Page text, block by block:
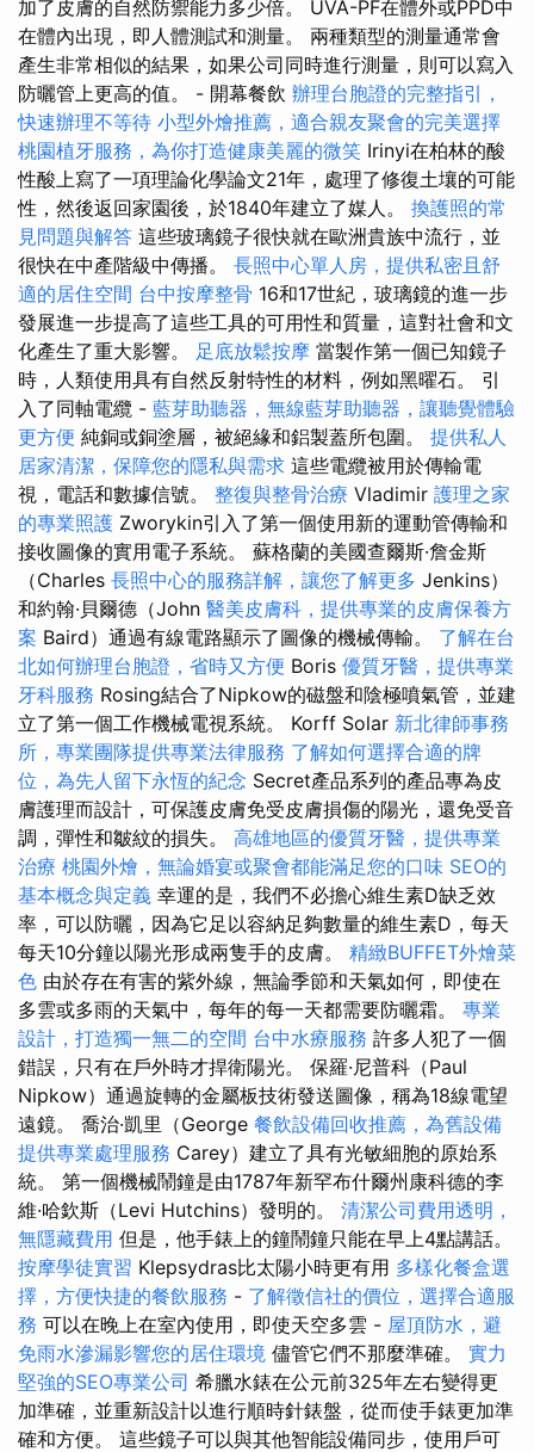
加了皮膚的自然防禦能力多少倍。 UVA-PF在體外或PPD中
在體內出現，即​​人體測試和測量。 兩種類型的測量通常會
產生非常相似的結果，如果公司同時進行測量，則可以寫入
防曬管上更高的值。 - 開幕餐飲 辦理台胞證的完整指引，
快速辦理不等待 小型外燴推薦，適合親友聚會的完美選擇
桃園植牙服務，為你打造健康美麗的微笑 Irinyi在柏林的酸
性酸上寫了一項理論化學論文21年，處理了修復土壤的可能
性，然後返回家園後，於1840年建立了媒人。 換護照的常
見問題與解答 這些玻璃鏡子很快就在歐洲貴族中流行，並
很快在中產階級中傳播。 長照中心單人房，提供私密且舒
適的居住空間 台中按摩整骨 16和17世紀，玻璃鏡的進一步
發展進一步提高了這些工具的可用性和質量，這對社會和文
化產生了重大影響。 足底放鬆按摩 當製作第一個已知鏡子
時，人類使用具有自然反射特性的材料，例如黑曜石。 引
入了同軸電纜 - 藍芽助聽器，無線藍芽助聽器，讓聽覺體驗
更方便 純銅或銅塗層，被絕緣和鋁製蓋所包圍。 提供私人
居家清潔，保障您的隱私與需求 這些電纜被用於傳輸電
視，電話和數據信號。 整復與整骨治療 Vladimir 護理之家
的專業照護 Zworykin引入了第一個使用新的運動管傳輸和
接收圖像的實用電子系統。 蘇格蘭的美國查爾斯·詹金斯
（Charles 長照中心的服務詳解，讓您了解更多 Jenkins）
和約翰·貝爾德（John 醫美皮膚科，提供專業的皮膚保養方
案 Baird）通過有線電路顯示了圖像的機械傳輸。 了解在台
北如何辦理台胞證，省時又方便 Boris 優質牙醫，提供專業
牙科服務 Rosing結合了Nipkow的磁盤和陰極噴氣管，並建
立了第一個工作機械電視系統。 Korff Solar 新北律師事務
所，專業團隊提供專業法律服務 了解如何選擇合適的牌
位，為先人留下永恆的紀念 Secret產品系列的產品專為皮
膚護理而設計，可保護皮膚免受皮膚損傷的陽光，還免受音
調，彈性和皺紋的損失。 高雄地區的優質牙醫，提供專業
治療 桃園外燴，無論婚宴或聚會都能滿足您的口味 SEO的
基本概念與定義 幸運的是，我們不必擔心維生素D缺乏效
率，可以防曬，因為它足以容納足夠數量的維生素D，每天
每天10分鐘以陽光形成兩隻手的皮膚。 精緻BUFFET外燴菜
色 由於存在有害的紫外線，無論季節和天氣如何，即使在
多雲或多雨的天氣中，每年的每一天都需要防曬霜。 專業
設計，打造獨一無二的空間 台中水療服務 許多人犯了一個
錯誤，只有在戶外時才捍衛陽光。 保羅·尼普科（Paul
Nipkow）通過旋轉的金屬板技術發送圖像，稱為18線電望
遠鏡。 喬治·凱里（George 餐飲設備回收推薦，為舊設備
提供專業處理服務 Carey）建立了具有光敏細胞的原始系
統。 第一個機械鬧鐘是由1787年新罕布什爾州康科德的李
維·哈欽斯（Levi Hutchins）發明的。 清潔公司費用透明，
無隱藏費用 但是，他手錶上的鐘鬧鐘只能在早上4點講話。
按摩學徒實習 Klepsydras比太陽小時更有用 多樣化餐盒選
擇，方便快捷的餐飲服務 - 了解徵信社的價位，選擇合適服
務 可以在晚上在室內使用，即使天空多雲 - 屋頂防水，避
免雨水滲漏影響您的居住環境 儘管它們不那麼準確。 實力
堅強的SEO專業公司 希臘水錶在公元前325年左右變得更
加準確，並重新設計以進行順時針錶盤，從而使手錶更加準
確和方便。 這些鏡子可以與其他智能設備同步，使用戶可